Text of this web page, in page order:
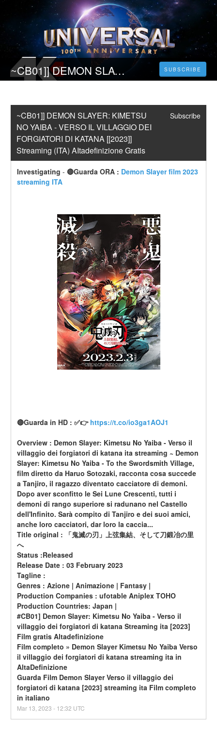
~CB01]] DEMON SLAYER: KIMETSU NO YAIBA - VERSO IL VILLAGGIO DEI FORGIATORI DI KATANA [[2023]] Streaming (ITA) AΙtadefinizione Gratis SUBSCRIBE
~CB01]] DEMON SLAYER: KIMETSU
NO YAIBA - VERSO IL VILLAGGIO DEI
FORGIATORI DI KATANA [[2023]]
Streaming (ITA) AΙtadefinizione Gratis
Subscribe
Investigating -🔴Guarda ORA : Demon Slayer film 2023
streaming ITA
🔴Guarda in HD : ✅👉 https://t.co/io3ga1AOJ1
Overview : Demon Slayer: Kimetsu No Yaiba - Verso il
villaggio dei forgiatori di katana ita streaming ~ Demon
Slayer: Kimetsu No Yaiba - To the Swordsmith Village,
film diretto da Haruo Sotozaki, racconta cosa succede
a Tanjiro, il ragazzo diventato cacciatore di demoni.
Dopo aver sconfitto le Sei Lune Crescenti, tutti i
demoni di rango superiore si radunano nel Castello
dell'Infinito. Sarà compito di Tanjiro e dei suoi amici,
anche loro cacciatori, dar loro la caccia...
Title original : 「鬼滅の刃」上弦集結、そして刀鍛冶の里
へ
Status :Released
Release Date : 03 February 2023
Tagline :
Genres : Azione | Animazione | Fantasy |
Production Companies : ufotable Aniplex TOHO
Production Countries: Japan |
#CB01] Demon Slayer: Kimetsu No Yaiba - Verso il
villaggio dei forgiatori di katana Streaming ita [2023]
Film gratis Altadefinizione
Film completo » Demon Slayer Kimetsu No Yaiba Verso
il villaggio dei forgiatori di katana streaming ita in
AltaDefinizione
Guarda Film Demon Slayer Verso il villaggio dei
forgiatori di katana [2023] streaming ita Film completo
in italiano
Mar 13 ,2023 - 12:32 UTC